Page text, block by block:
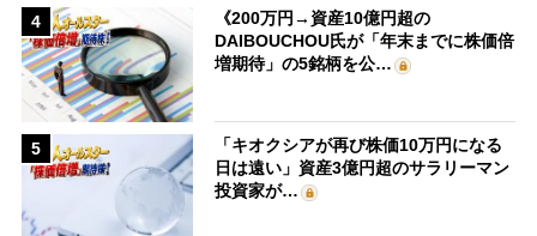
4
《200万円→資産10億円超の
DAIBOUCHOU氏が「年末までに株価倍
増期待」の5銘柄を公…
5
「キオクシアが再び株価10万円になる
日は遠い」資産3億円超のサラリーマン
投資家が…